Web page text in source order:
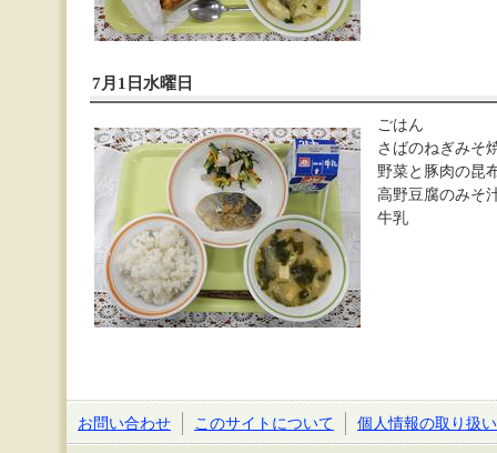
7月1日水曜日
ごはん
さばのねぎみそ
野菜と豚肉の昆
高野豆腐のみそ
牛乳
お問い合わせ このサイトについて 個人情報の取り扱い